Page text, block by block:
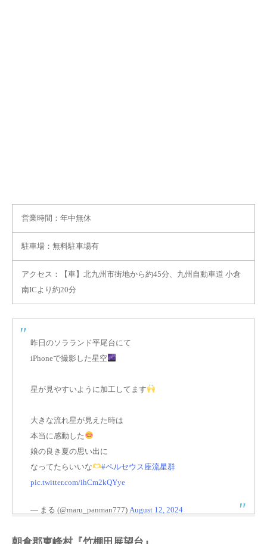
営業時間：年中無休
駐車場：無料駐車場有
アクセス：【車】北九州市街地から約45分、九州自動車道 小倉
南ICより約20分
昨日のソラランド平尾台にて
iPhoneで撮影した星空
星が見やすいように加工してます
大きな流れ星が見えた時は
本当に感動した
娘の良き夏の思い出に
なってたらいいな
#ペルセウス座流星群
pic.twitter.com/ihCm2kQYye
— まる (@maru_panman777) August 12, 2024
朝倉郡東峰村『竹棚田展望台』